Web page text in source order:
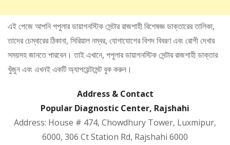
এই পেজে আপনি পপুলার ডায়াগনস্টিক সেন্টার রাজশাহী বিশেষজ্ঞ ডাক্তারের তালিকা,
তাদের চেম্বারের ঠিকানা, সিরিয়াল নম্বর, যোগাযোগের বিশদ বিবরণ এবং রোগী দেখার
সময়সহ জানতে পারবেন। তাই এখানে, পপুলার ডায়াগনস্টিক সেন্টার রাজশাহী ডাক্তার
খুঁজুন এবং এখনই একটি অ্যাপয়েন্টমেন্ট বুক করুন।
Address & Contact
Popular Diagnostic Center, Rajshahi
Address: House # 474, Chowdhury Tower, Luxmipur,
6000, 306 Ct Station Rd, Rajshahi 6000